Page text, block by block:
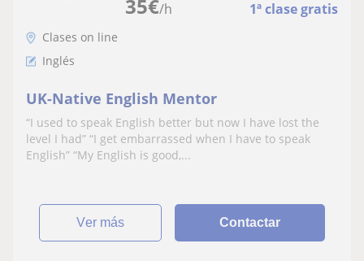
35€/h 1ª clase gratis
Clases on line
Inglés
UK-Native English Mentor
“I used to speak English better but now I have lost the
level I had” “I get embarrassed when I have to speak
English” “My English is good,...
ver más Contactar